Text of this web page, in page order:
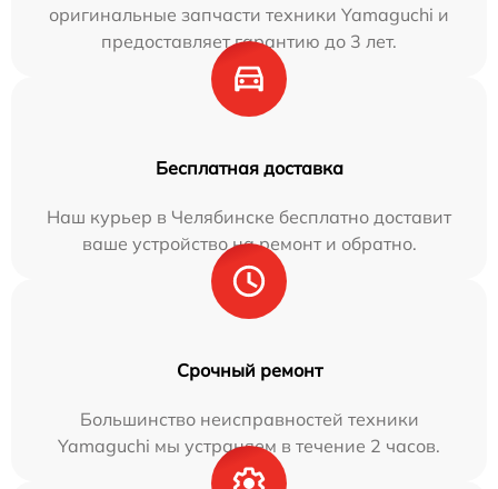
оригинальные запчасти техники Yamaguchi и
предоставляет гарантию до 3 лет.
Бесплатная доставка
Наш курьер в Челябинске бесплатно доставит
ваше устройство на ремонт и обратно.
Срочный ремонт
Большинство неисправностей техники
Yamaguchi мы устраняем в течение 2 часов.